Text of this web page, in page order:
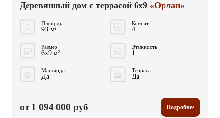
Деревянный дом с террасой 6x9 «Орлан»
Площадь
93 м²
Комнат
4
Размер
6x9 м²
Этажность
1
Мансарда
Да
Терраса
Да
от 1 094 000 руб Подробнее